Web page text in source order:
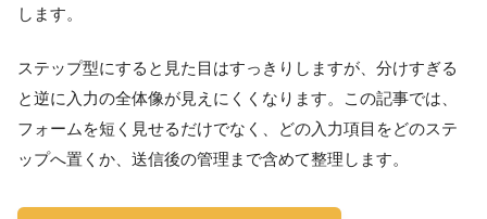
します。
ステップ型にすると見た目はすっきりしますが、分けすぎる
と逆に入力の全体像が見えにくくなります。この記事では、
フォームを短く見せるだけでなく、どの入力項目をどのステ
ップへ置くか、送信後の管理まで含めて整理します。